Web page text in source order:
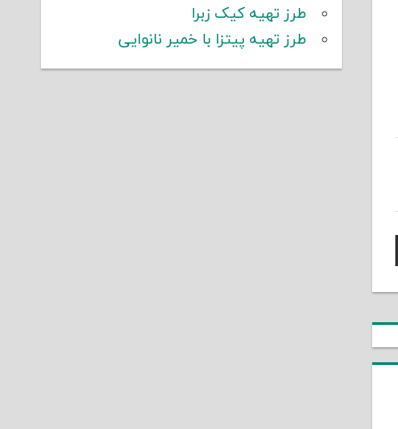
طرز تهیه کیک زبرا
طرز تهیه پیتزا با خمیر نانوایی